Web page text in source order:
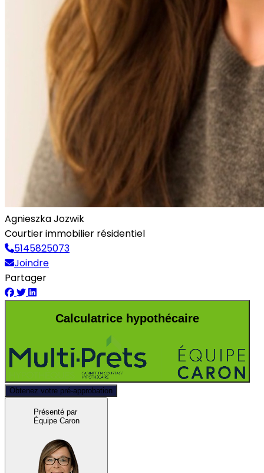
Agnieszka Jozwik
Courtier immobilier résidentiel
5145825073
Joindre
Partager
Calculatrice hypothécaire
Obtenez votre pré-approbation
Présenté par
Équipe Caron